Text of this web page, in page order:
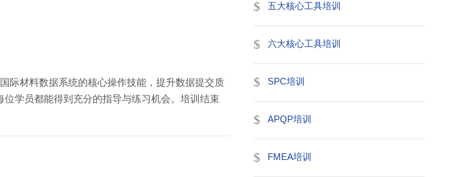
际材料数据系统的核心操作技能，提升数据提交质
学员都能得到充分的指导与练习机会。培训结束
五大核心工具培训
六大核心工具培训
SPC培训
APQP培训
FMEA培训